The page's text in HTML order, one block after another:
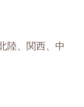
陸、関西、中